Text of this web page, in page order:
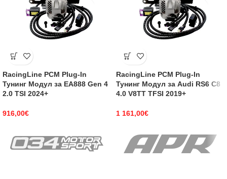
RacingLine PCM Plug-In
Тунинг Модул за EA888 Gen 4
2.0 TSI 2024+
916,00€
RacingLine PCM Plug-In
Тунинг Модул за Audi RS6 C8
4.0 V8TT TFSI 2019+
1 161,00€